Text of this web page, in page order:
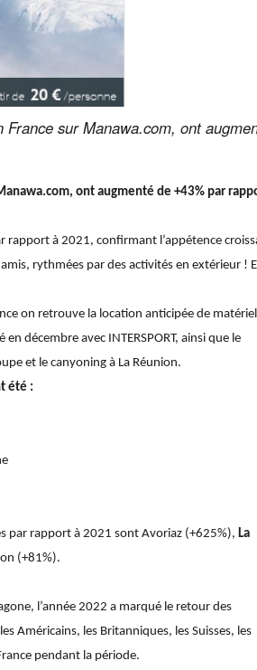
France sur Manawa.com, ont
ont augmenté de +43% par
rapport à 2021, confirmant l’appétence
rythmées par des activités en extérieur !
on retrouve la location anticipée de matériel
décembre avec INTERSPORT, ainsi que le
et le canyoning à La Réunion.
été :
par rapport à 2021 sont Avoriaz (+625%), La
(+81%).
l’année 2022 a marqué le retour des
Américains, les Britanniques, les Suisses, les
pendant la période.